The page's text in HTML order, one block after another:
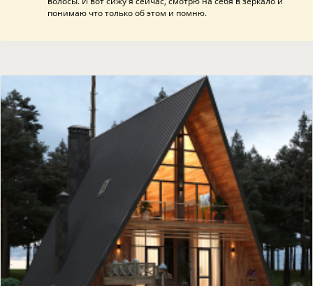
понимаю что только об этом и помню.